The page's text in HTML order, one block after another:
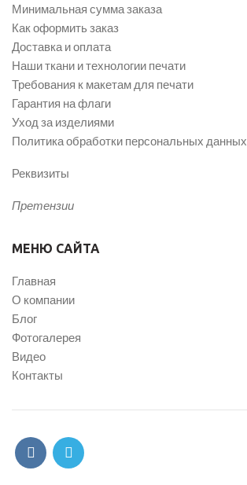
Минимальная сумма заказа
Как оформить заказ
Доставка и оплата
Наши ткани и технологии печати
Требования к макетам для печати
Гарантия на флаги
Уход за изделиями
Политика обработки персональных данных
Реквизиты
Претензии
МЕНЮ САЙТА
Главная
О компании
Блог
Фотогалерея
Видео
Контакты